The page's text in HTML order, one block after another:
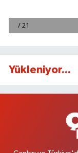
Yükleniyor...